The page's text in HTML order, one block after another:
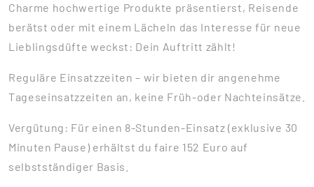
Charme hochwertige Produkte präsentierst, Reisende
berätst oder mit einem Lächeln das Interesse für neue
Lieblingsdüfte weckst: Dein Auftritt zählt!
Reguläre Einsatzzeiten – wir bieten dir angenehme
Tageseinsatzzeiten an, keine Früh-oder Nachteinsätze.
Vergütung: Für einen 8-Stunden-Einsatz (exklusive 30
Minuten Pause) erhältst du faire 152 Euro auf
selbstständiger Basis.